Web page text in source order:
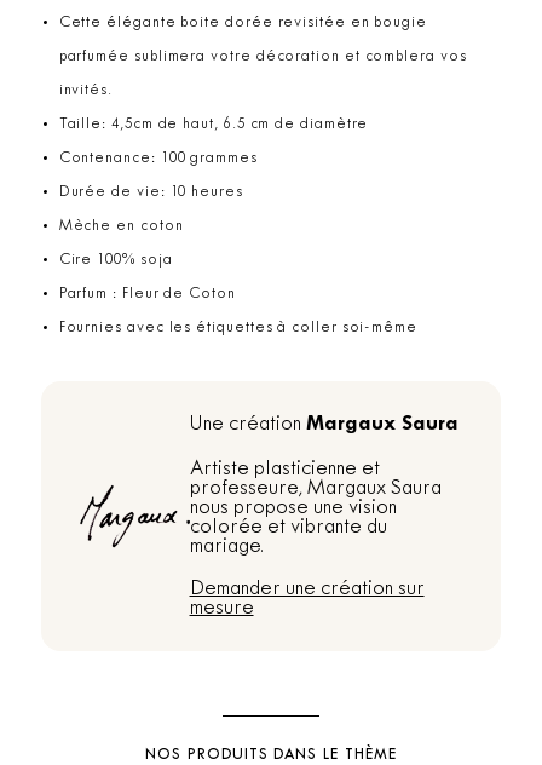
Cette élégante boite dorée revisitée en bougie
parfumée sublimera votre décoration et comblera vos
invités.
Taille: 4,5cm de haut, 6.5 cm de diamètre
Contenance: 100 grammes
Durée de vie: 10 heures
Mèche en coton
Cire 100% soja
Parfum : Fleur de Coton
Fournies avec les étiquettes à coller soi-même
Une création Margaux Saura
Artiste plasticienne et
professeure, Margaux Saura
nous propose une vision
colorée et vibrante du
mariage.
Demander une création sur
mesure
NOS PRODUITS DANS LE THÈME